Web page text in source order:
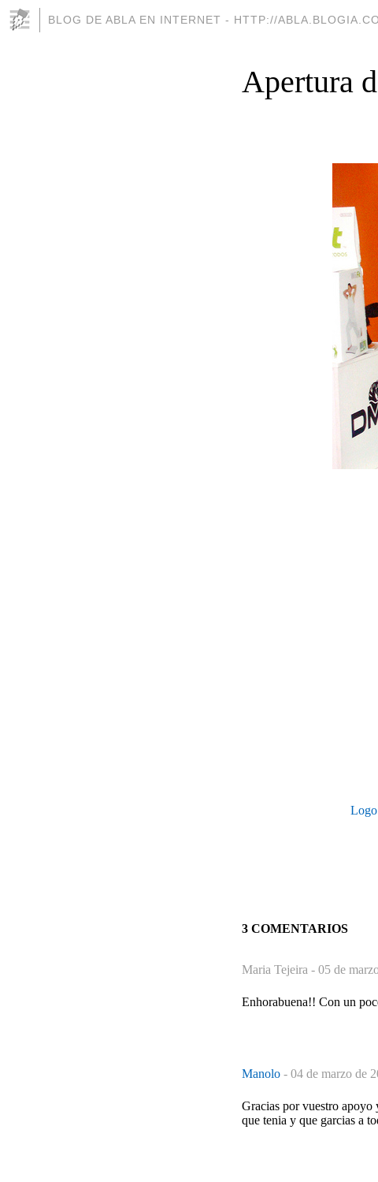
BLOG DE ABLA EN INTERNET - HTTP://
Apertura
3 COMENTARIOS
Maria Tejeira - 05 de
Enhorabuena!! Con un
Manolo - 04 de marzo de
Gracias por vuestro apoyo
que tenia y que garcias a